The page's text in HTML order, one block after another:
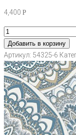
4,400 Р
Добавить в корзину
Артикул: 54325-6